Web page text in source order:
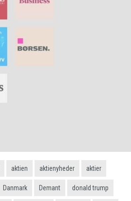
aktien aktienyheder aktier
Danmark Demant donald trump